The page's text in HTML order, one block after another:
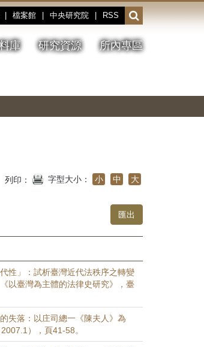
檔案館 中央研究院 RSS
開
啟
或
收
庫 研究資源 所內專區
停、
圖
圖
結
列印： 字型大小： 小 中 大
性」：試析臺灣近代法秩序之轉變
以臺灣為主體的法律史研究》，臺
失落：以庄司總一《陳夫人》為
），頁41-58。